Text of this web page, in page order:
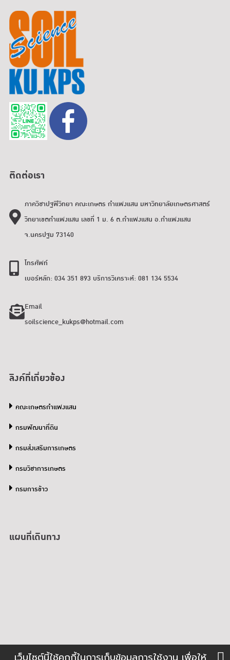
ติดต่อเรา
ภาควิชาปฐพีวิทยา คณะเกษตร กำแพงแสน มหาวิทยาลัยเกษตรศาสตร์
วิทยาเขตกำแพงแสน เลขที่ 1 ม. 6 ต.กำแพงแสน อ.กำแพงแสน
จ.นครปฐม 73140
โทรศัพท์
เบอร์หลัก: 034 351 893 บริการวิเคราะห์: 081 134 5534
Email
soilscience_kukps@hotmail.com
ลิงค์ที่เกี่ยวข้อง
คณะเกษตรกำแพงแสน
กรมพัฒนาที่ดิน
กรมส่งเสริมการเกษตร
กรมวิชาการเกษตร
กรมการข้าว
แผนที่เดินทาง